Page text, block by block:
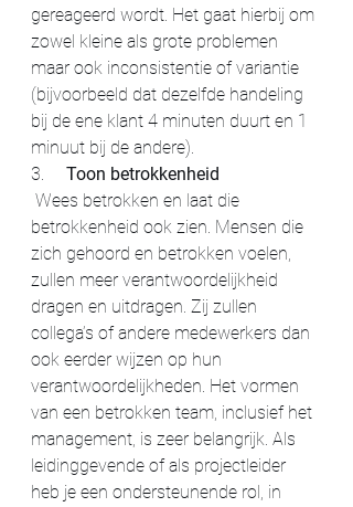
gereageerd wordt. Het gaat hierbij om
zowel kleine als grote problemen
maar ook inconsistentie of variantie
(bijvoorbeeld dat dezelfde handeling
bij de ene klant 4 minuten duurt en 1
minuut bij de andere).
3. Toon betrokkenheid
betrokkenheid ook zien. Mensen die
zich gehoord en betrokken voelen,
zullen meer verantwoordelijkheid
dragen en uitdragen. Zij zullen
collega’s of andere medewerkers dan
ook eerder wijzen op hun
verantwoordelijkheden. Het vormen
van een betrokken team, inclusief het
management, is zeer belangrijk. Als
leidinggevende of als projectleider
heb je een ondersteunende rol, in